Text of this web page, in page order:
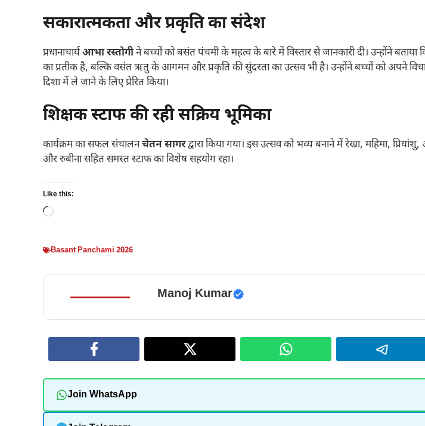
सकारात्मकता और प्रकृति का संदेश
प्रधानाचार्यआभा रस्तोगीने बच्चों को बसंत पंचमी के महत्व के बारे में विस्तार से जानकारी दी। उन्होंने बताया
का प्रतीक है, बल्कि वसंत ऋतु के आगमन और प्रकृति की सुंदरता का उत्सव भी है। उन्होंने बच्चों को अपने
दिशा में ले जाने के लिए प्रेरित किया।
शिक्षक स्टाफ की रही सक्रिय भूमिका
कार्यक्रम का सफल संचालनचेतन सागरद्वारा किया गया। इस उत्सव को भव्य बनाने में रेखा, महिमा,
और रुबीना सहित समस्त स्टाफ का विशेष सहयोग रहा।
Like this:
Loading…
Basant Panchami 2026
Manoj Kumar
Join WhatsApp